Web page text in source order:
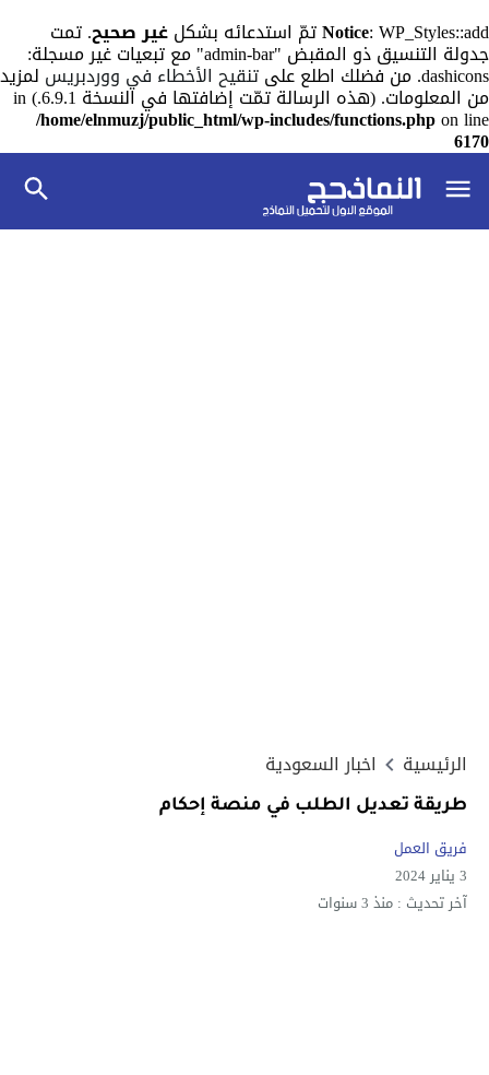
Notice: WP_Styles::add تمّ استدعائه بشكل غير صحيح. تمت
جدولة التنسيق ذو المقبض "admin-bar" مع تبعيات غير مسجلة:
dashicons. من فضلك اطلع على تنقيح الأخطاء في ووردبريس لمزيد
من المعلومات. (هذه الرسالة تمّت إضافتها في النسخة 6.9.1.) in
/home/elnmuzj/public_html/wp-includes/functions.phpon line
6170
الرئيسية اخبار السعودية
طريقة تعديل الطلب في منصة إحكام
فريق العمل
3 يناير 2024
آخر تحديث : منذ 3 سنوات